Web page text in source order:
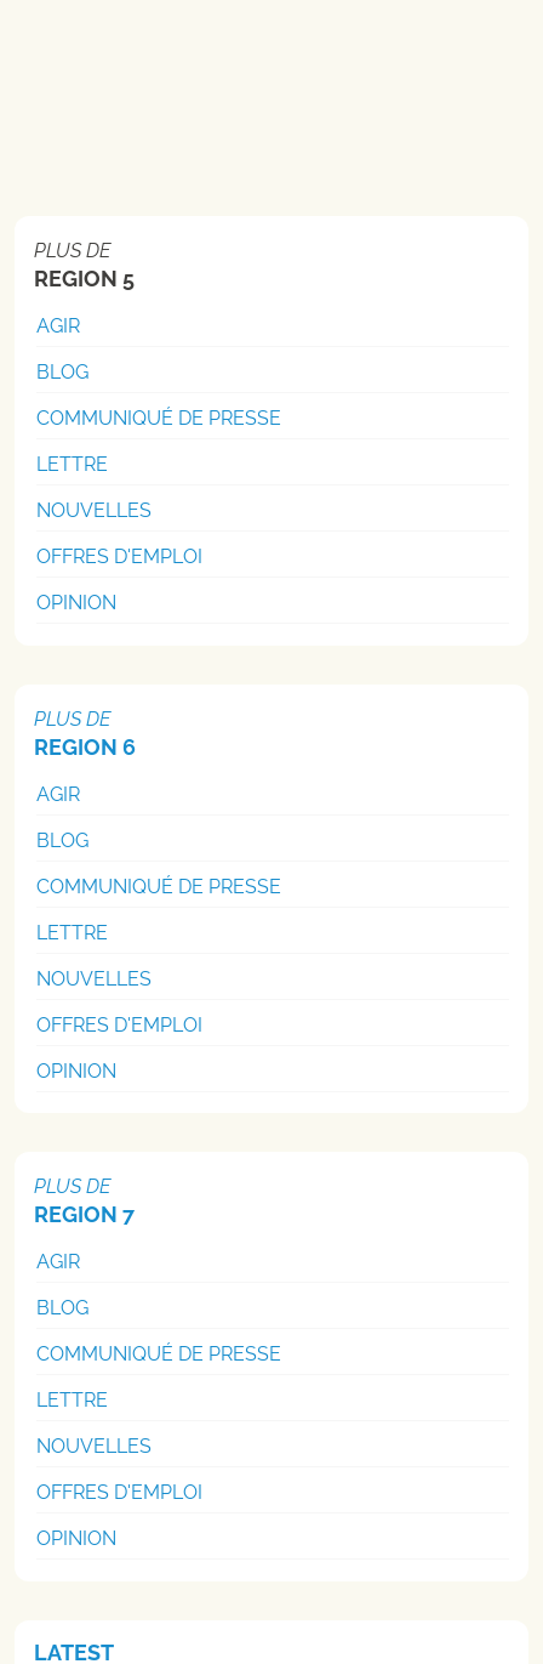
PLUS DE
REGION 5
AGIR
BLOG
COMMUNIQUÉ DE PRESSE
LETTRE
NOUVELLES
OFFRES D'EMPLOI
OPINION
PLUS DE
REGION 6
AGIR
BLOG
COMMUNIQUÉ DE PRESSE
LETTRE
NOUVELLES
OFFRES D'EMPLOI
OPINION
PLUS DE
REGION 7
AGIR
BLOG
COMMUNIQUÉ DE PRESSE
LETTRE
NOUVELLES
OFFRES D'EMPLOI
OPINION
LATEST